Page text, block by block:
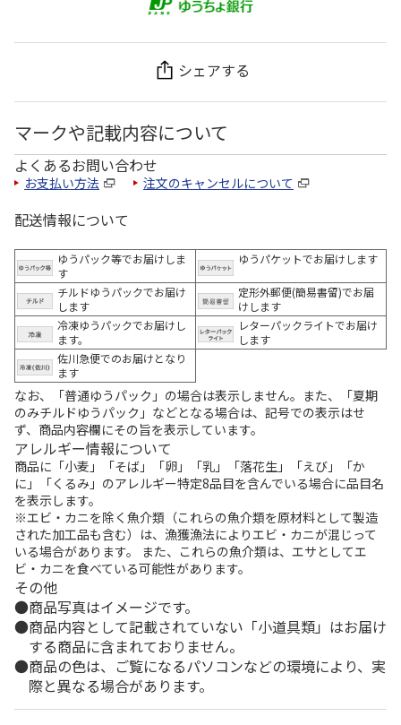
シェアする
マークや記載内容について
よくあるお問い合わせ
お支払い方法 注文のキャンセルについて
配送情報について
ゆうパック等でお届けしま
す
ゆうパケットでお届けします
チルドゆうパックでお届け
します
定形外郵便(簡易書留)でお届
けします
冷凍ゆうパックでお届けし
ます。
レターパックライトでお届け
します
佐川急便でのお届けとなり
ます
なお、「普通ゆうパック」の場合は表示しません。また、「夏期
のみチルドゆうパック」などとなる場合は、記号での表示はせ
ず、商品内容欄にその旨を表示しています。
アレルギー情報について
商品に「小麦」「そば」「卵」「乳」「落花生」「えび」「か
に」「くるみ」のアレルギー特定8品目を含んでいる場合に品目名
を表示します。
※エビ・カニを除く魚介類（これらの魚介類を原材料として製造
された加工品も含む）は、漁獲漁法によりエビ・カニが混じって
いる場合があります。 また、これらの魚介類は、エサとしてエ
ビ・カニを食べている可能性があります。
その他
商品写真はイメージです。
商品内容として記載されていない「小道具類」はお届け
する商品に含まれておりません。
商品の色は、ご覧になるパソコンなどの環境により、実
際と異なる場合があります。